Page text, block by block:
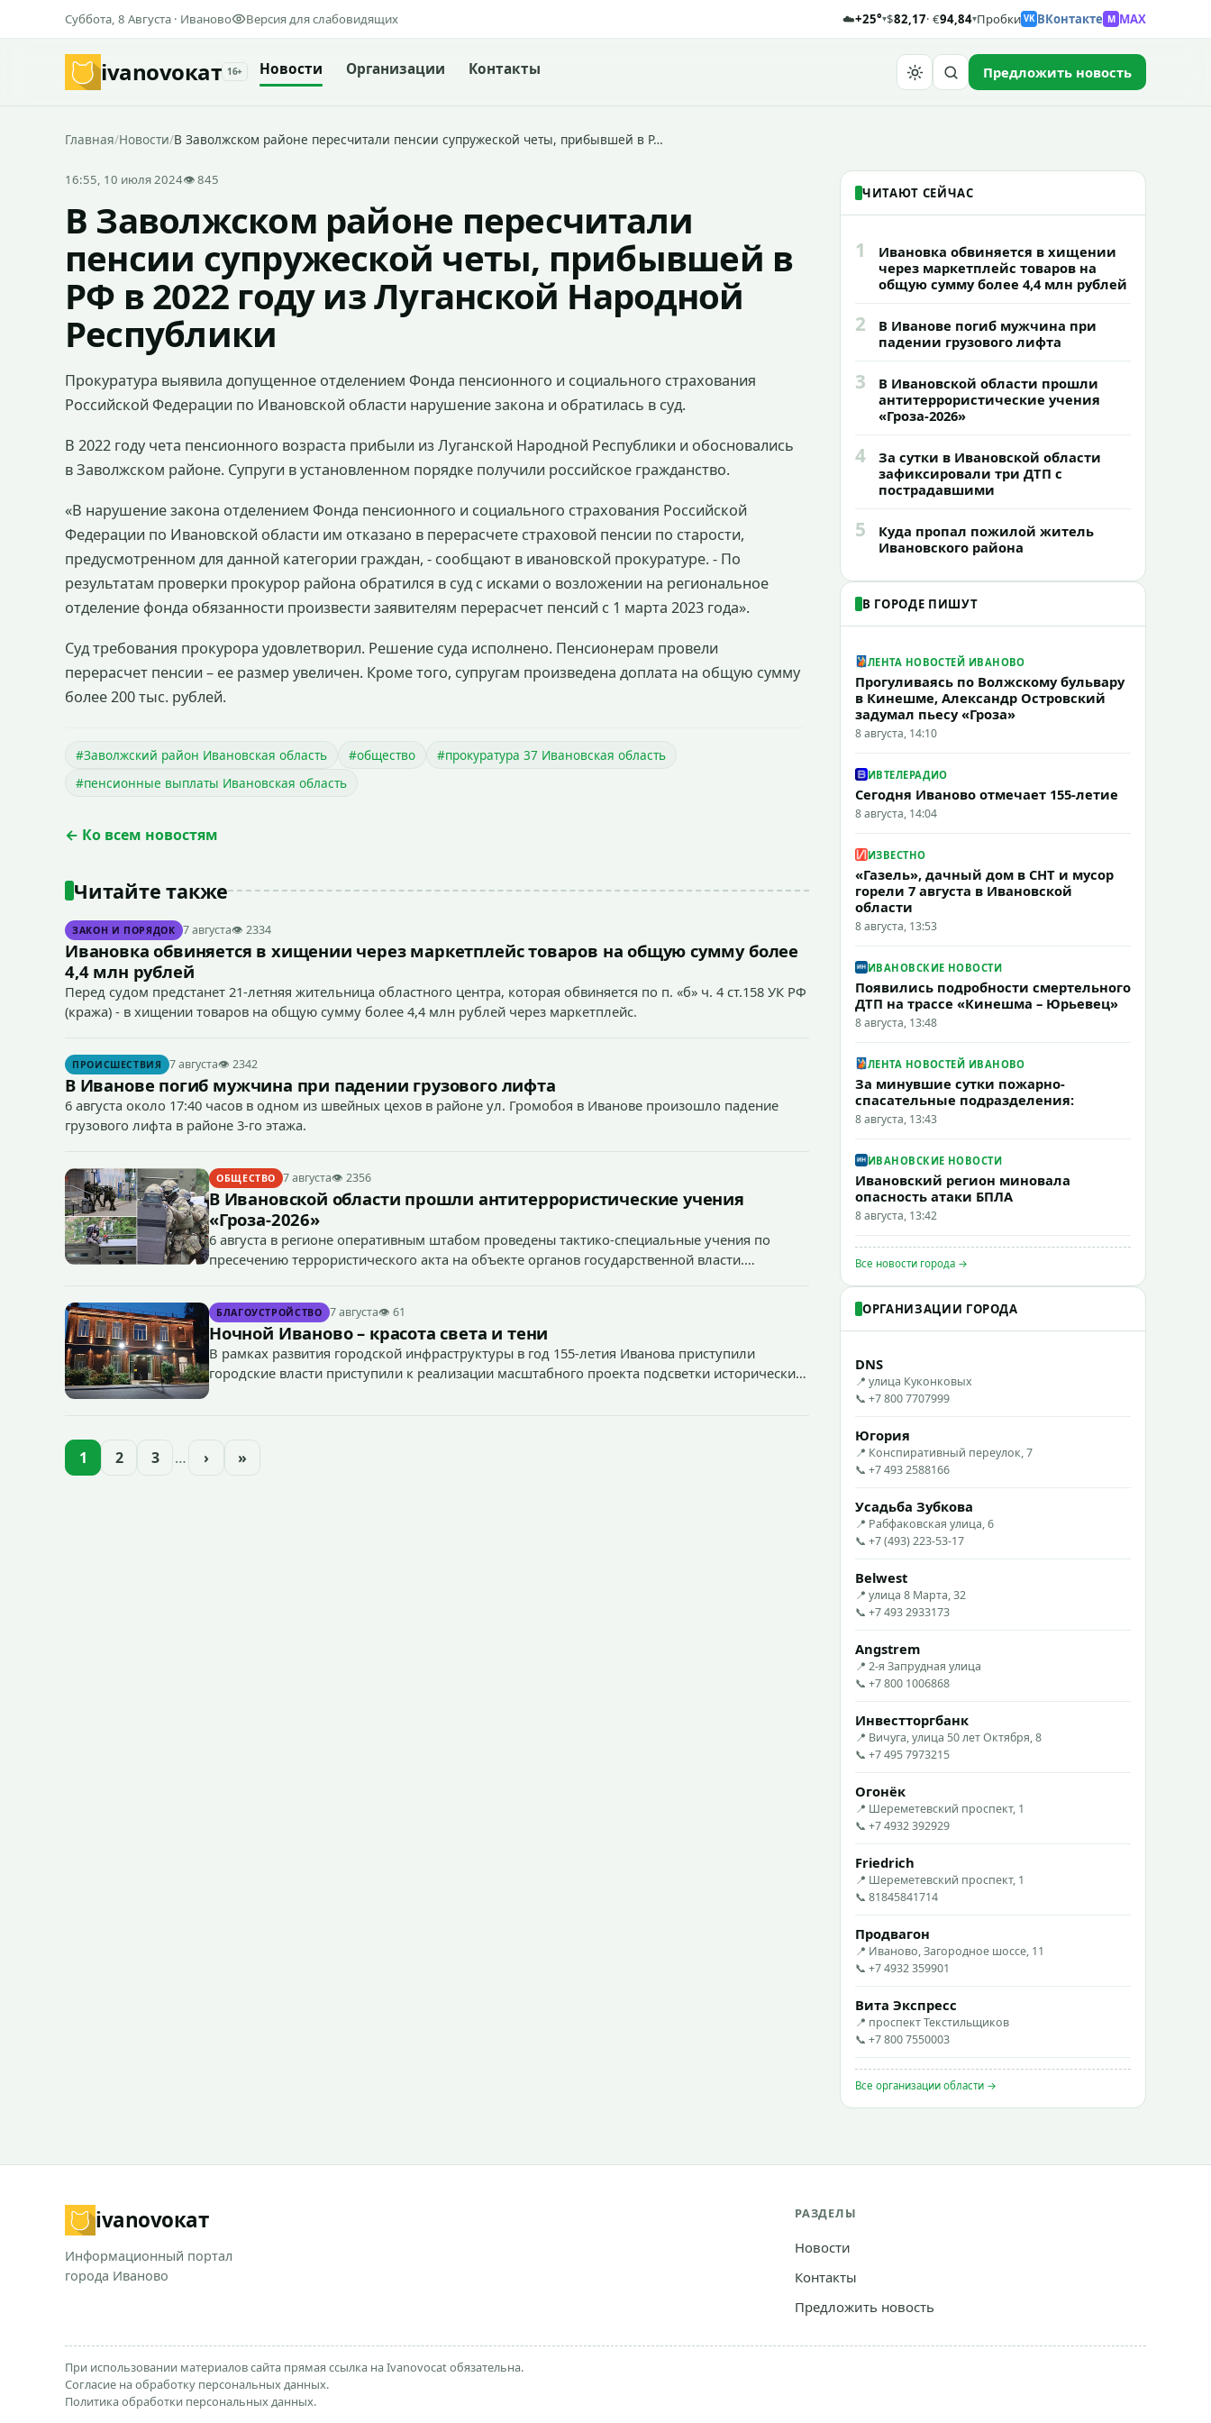
Суббота, 8 Августа · Иваново Версия для слабовидящих ☁️+25°▾$82,17· €94,84▾Пробки VK ВКонтакте M MAX
ivanovoкат 16+ Новости Организации Контакты Предложить новость
Главная/Новости/В Заволжском районе пересчитали пенсии супружеской четы, прибывшей в Р…
16:55, 10 июля 2024👁 845
В Заволжском районе пересчитали
пенсии супружеской четы, прибывшей в
РФ в 2022 году из Луганской Народной
Республики
Прокуратура выявила допущенное отделением Фонда пенсионного и социального страхования
Российской Федерации по Ивановской области нарушение закона и обратилась в суд.
В 2022 году чета пенсионного возраста прибыли из Луганской Народной Республики и обосновались
в Заволжском районе. Супруги в установленном порядке получили российское гражданство.
«В нарушение закона отделением Фонда пенсионного и социального страхования Российской
Федерации по Ивановской области им отказано в перерасчете страховой пенсии по старости,
предусмотренном для данной категории граждан, - сообщают в ивановской прокуратуре. - По
результатам проверки прокурор района обратился в суд с исками о возложении на региональное
отделение фонда обязанности произвести заявителям перерасчет пенсий с 1 марта 2023 года».
Суд требования прокурора удовлетворил. Решение суда исполнено. Пенсионерам провели
перерасчет пенсии – ее размер увеличен. Кроме того, супругам произведена доплата на общую сумму
более 200 тыс. рублей.
#Заволжский район Ивановская область #общество
#прокуратура 37 Ивановская область
#пенсионные выплаты Ивановская область
← Ко всем новостям
Читайте также
ЗАКОН И ПОРЯДОК 7 августа👁 2334
Ивановка обвиняется в хищении через маркетплейс товаров на общую сумму более
4,4 млн рублей
Перед судом предстанет 21-летняя жительница областного центра, которая обвиняется по п. «б» ч. 4 ст.158 УК РФ
(кража) - в хищении товаров на общую сумму более 4,4 млн рублей через маркетплейс.
ПРОИСШЕСТВИЯ 7 августа👁 2342
В Иванове погиб мужчина при падении грузового лифта
6 августа около 17:40 часов в одном из швейных цехов в районе ул. Громобоя в Иванове произошло падение
грузового лифта в районе 3-го этажа.
ОБЩЕСТВО 7 августа👁 2356
В Ивановской области прошли антитеррористические учения
«Гроза-2026»
6 августа в регионе оперативным штабом проведены тактико-специальные учения по
пресечению террористического акта на объекте органов государственной власти.
БЛАГОУСТРОЙСТВО 7 августа👁 61
Ночной Иваново – красота света и тени
В рамках развития городской инфраструктуры в год 155-летия Иванова приступили
городские власти приступили к реализации масштабного проекта подсветки исторических
1 2 3 … › »
ЧИТАЮТ СЕЙЧАС
1
Ивановка обвиняется в хищении
через маркетплейс товаров на
общую сумму более 4,4 млн рублей
2
В Иванове погиб мужчина при
падении грузового лифта
3
В Ивановской области прошли
антитеррористические учения
«Гроза-2026»
4
За сутки в Ивановской области
зафиксировали три ДТП с
пострадавшими
5
Куда пропал пожилой житель
Ивановского района
В ГОРОДЕ ПИШУТ
ЛЕНТА НОВОСТЕЙ ИВАНОВО
Прогуливаясь по Волжскому бульвару
в Кинешме, Александр Островский
задумал пьесу «Гроза»
8 августа, 14:10
ИВТЕЛЕРАДИО
Сегодня Иваново отмечает 155-летие
8 августа, 14:04
ИЗВЕСТНО
«Газель», дачный дом в СНТ и мусор
горели 7 августа в Ивановской
области
8 августа, 13:53
ИВАНОВСКИЕ НОВОСТИ
Появились подробности смертельного
ДТП на трассе «Кинешма – Юрьевец»
8 августа, 13:48
ЛЕНТА НОВОСТЕЙ ИВАНОВО
За минувшие сутки пожарно-
спасательные подразделения:
8 августа, 13:43
ИВАНОВСКИЕ НОВОСТИ
Ивановский регион миновала
опасность атаки БПЛА
8 августа, 13:42
Все новости города →
ОРГАНИЗАЦИИ ГОРОДА
DNS
📍 улица Куконковых
📞 +7 800 7707999
Югория
📍 Конспиративный переулок, 7
📞 +7 493 2588166
Усадьба Зубкова
📍 Рабфаковская улица, 6
📞 +7 (493) 223-53-17
Belwest
📍 улица 8 Марта, 32
📞 +7 493 2933173
Angstrem
📍 2-я Запрудная улица
📞 +7 800 1006868
Инвестторгбанк
📍 Вичуга, улица 50 лет Октября, 8
📞 +7 495 7973215
Огонёк
📍 Шереметевский проспект, 1
📞 +7 4932 392929
Friedrich
📍 Шереметевский проспект, 1
📞 81845841714
Продвагон
📍 Иваново, Загородное шоссе, 11
📞 +7 4932 359901
Вита Экспресс
📍 проспект Текстильщиков
📞 +7 800 7550003
Все организации области →
ivanovoкат
Информационный портал
города Иваново
РАЗДЕЛЫ
Новости
Контакты
Предложить новость
При использовании материалов сайта прямая ссылка на Ivanovocat обязательна.
Согласие на обработку персональных данных.
Политика обработки персональных данных.